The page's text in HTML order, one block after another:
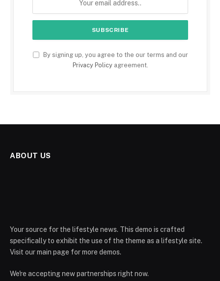
By signing up, you agree to the our terms and our
Privacy Policyagreement.
ABOUT US
Your source for the lifestyle news. This demo is crafted
specifically to exhibit the use of the theme as a lifestyle site.
Visit our main page for more demos.
We're accepting new partnerships right now.